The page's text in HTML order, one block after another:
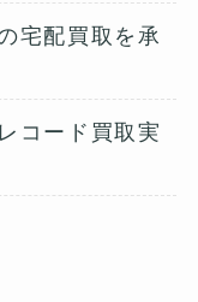
宅配買取を承
コード買取実